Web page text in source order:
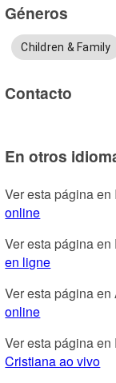
Géneros
Children & Family
Contacto
En otros
Ver esta página en
online
Ver esta página en
en ligne
Ver esta página en
online
Ver esta página en
Cristiana ao vivo